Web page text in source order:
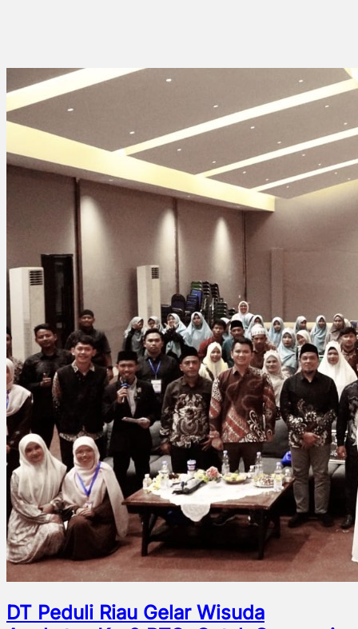
DT Peduli Riau Gelar Wisuda